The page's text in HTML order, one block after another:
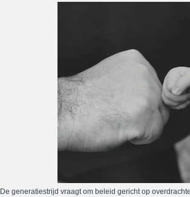
De generatiestrijd vraagt om beleid gericht op